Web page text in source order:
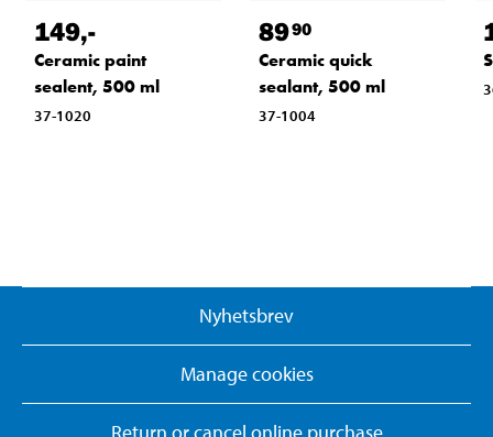
149,-
Ceramic paint
sealent, 500 ml
37-1020
8990
Ceramic quick
sealant, 500 ml
37-1004
Nyhetsbrev
Manage cookies